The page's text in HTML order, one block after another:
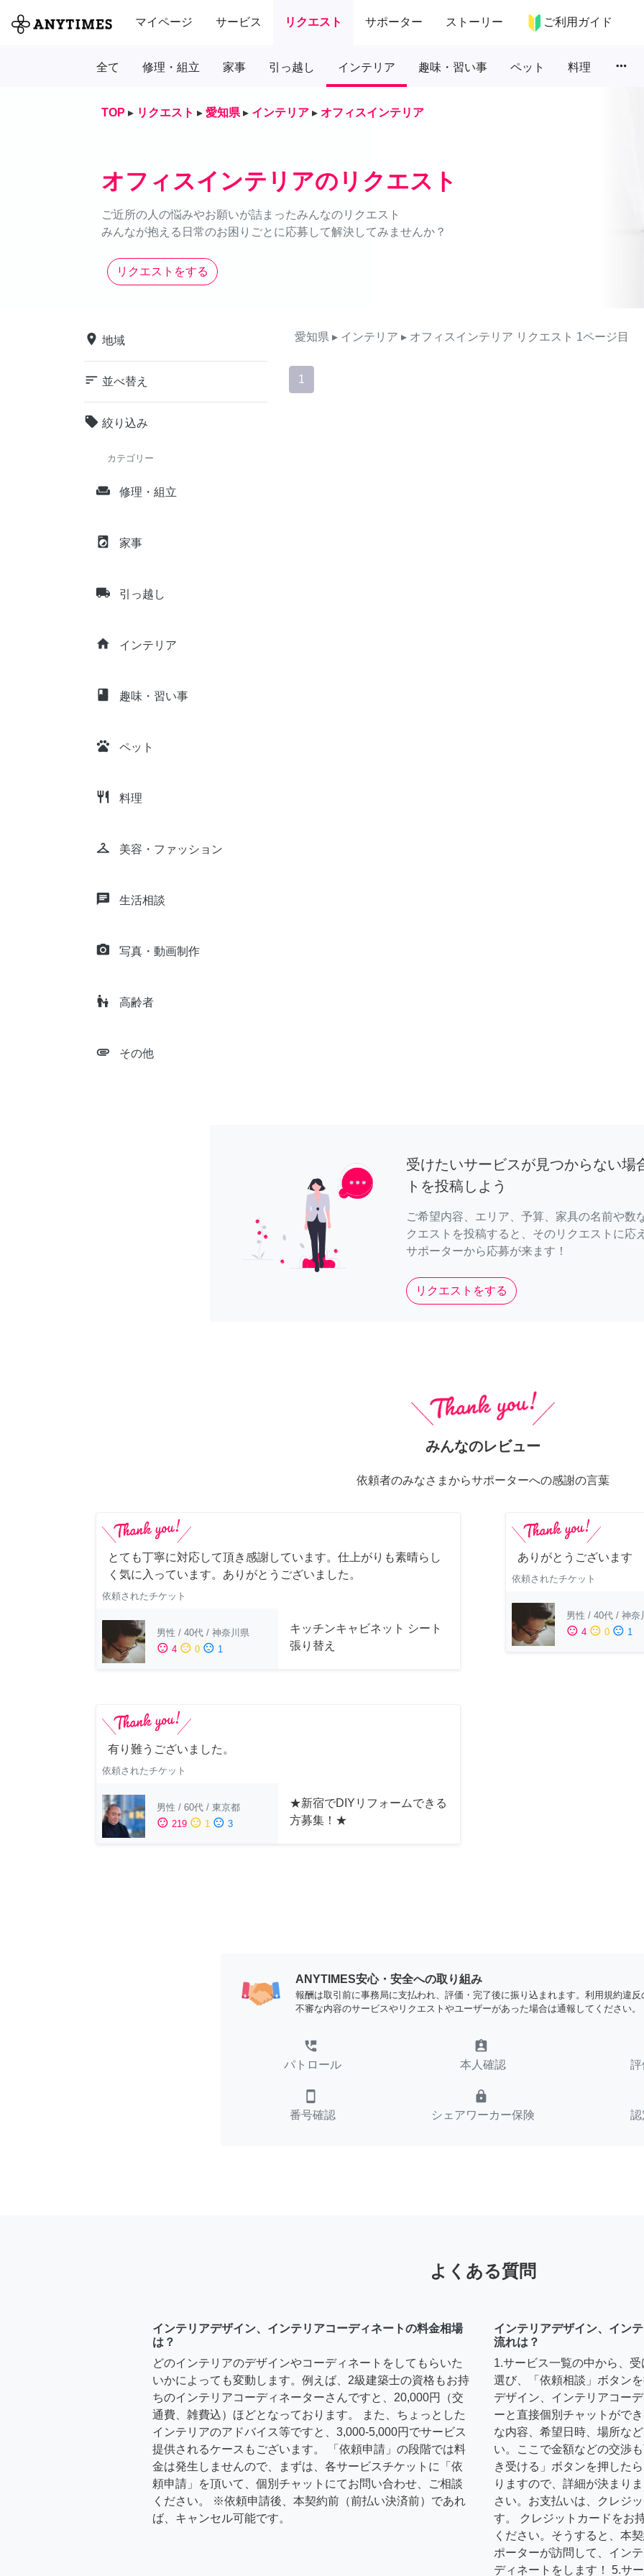
マイページ サービス リクエスト サポーター ストーリー ご利用ガイド
全て 修理・組立 家事 引っ越し インテリア 趣味・習い事 ペット 料理 more_horiz
TOP ▸ リクエスト ▸ 愛知県 ▸ インテリア ▸ オフィスインテリア
オフィスインテリアのリクエスト
ご近所の人の悩みやお願いが詰まったみんなのリクエスト
みんなが抱える日常のお困りごとに応募して解決してみませんか？
リクエストをする
place 地域
sort 並べ替え
local_offer 絞り込み
カテゴリー
weekend 修理・組立
local_laundry_service 家事
local_shipping 引っ越し
home インテリア
class 趣味・習い事
pets ペット
restaurant 料理
checkroom 美容・ファッション
chat 生活相談
camera_alt 写真・動画制作
escalator_warning 高齢者
attachment その他
愛知県 ▸ インテリア ▸ オフィスインテリア リクエスト 1ページ目
1
受けたいサービスが見つからない場
トを投稿しよう
ご希望内容、エリア、予算、家具の名前や数
クエストを投稿すると、そのリクエストに応
サポーターから応募が来ます！
リクエストをする
みんなのレビュー
依頼者のみなさまからサポーターへの感謝の言葉
とても丁寧に対応して頂き感謝しています。仕上がりも素晴らし
く気に入っています。ありがとうございました。
依頼されたチケット
男性 / 40代 / 神奈川県
sentiment_satisfied 4 sentiment_neutral 0 sentiment_dissatisfied 1
キッチンキャビネット シート
張り替え
ありがとうございます
依頼されたチケット
男性 / 40代 / 神奈
sentiment_satisfied 4 sentiment_neutral 0 sentiment_dissatisfied 1
有り難うございました。
依頼されたチケット
男性 / 60代 / 東京都
sentiment_satisfied 219 sentiment_neutral 1 sentiment_dissatisfied 3
★新宿でDIYリフォームできる
方募集！★
ANYTIMES安心・安全への取り組み
報酬は取引前に事務局に支払われ、評価・完了後に振り込まれます。利用規約違反
不審な内容のサービスやリクエストやユーザーがあった場合は通報してください。
perm_phone_msg
パトロール
assignment_ind
本人確認
smartphone
番号確認
lock
シェアワーカー保険
よくある質問
インテリアデザイン、インテリアコーディネートの料金相場
は？
どのインテリアのデザインやコーディネートをしてもらいた
いかによっても変動します。例えば、2級建築士の資格もお持
ちのインテリアコーディネーターさんですと、20,000円（交
通費、雑費込）ほどとなっております。 また、ちょっとした
インテリアのアドバイス等ですと、3,000-5,000円でサービス
提供されるケースもございます。 「依頼申請」の段階では料
金は発生しませんので、まずは、各サービスチケットに「依
頼申請」を頂いて、個別チャットにてお問い合わせ、ご相談
ください。 ※依頼申請後、本契約前（前払い決済前）であれ
ば、キャンセル可能です。
インテリアデザイン、イン
流れは？
1.サービス一覧の中から、
選び、「依頼相談」ボタン
デザイン、インテリアコー
ーと直接個別チャットがで
な内容、希望日時、場所な
い。ここで金額などの交渉
き受ける」ボタンを押した
りますので、詳細が決まり
さい。お支払いは、クレジ
す。 クレジットカードをお
ください。そうすると、本
ポーターが訪問して、イン
ディネートをします！ 5.サ